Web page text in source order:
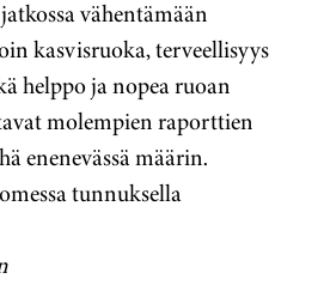
vähentämään
kasvisruoka, terveellisyys
helppo ja nopea ruoan
molempien raporttien
enenevässä määrin.
tunnuksella